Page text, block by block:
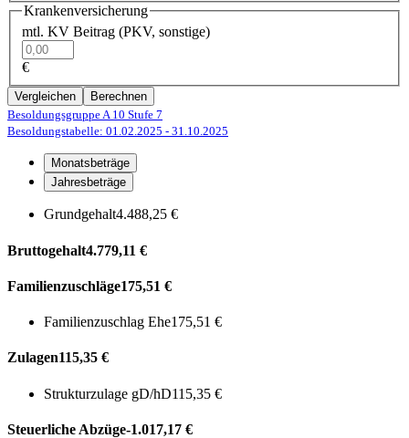
Krankenversicherung
mtl. KV Beitrag (PKV, sonstige)
€
Vergleichen
Berechnen
Besoldungsgruppe A 10 Stufe 7
Besoldungstabelle: 01.02.2025 - 31.10.2025
Monatsbeträge
Jahresbeträge
Grundgehalt4.488,25 €
Bruttogehalt4.779,11 €
Familienzuschläge175,51 €
Familienzuschlag Ehe175,51 €
Zulagen115,35 €
Strukturzulage gD/hD115,35 €
Steuerliche Abzüge-1.017,17 €